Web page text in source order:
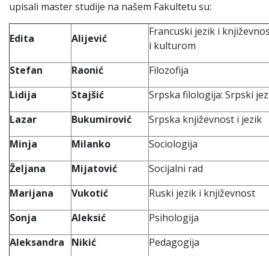
upisali master studije na našem Fakultetu su:
Edita Alijević
Francuski jezik i
i kulturom
Stefan
Raonić
Filozofija
Lidija
Stajšić
Srpska filologija: Srpski
Lazar
Bukumirović
Srpska književnost i jezik
Minja
Milanko
Sociologija
Željana
Mijatović
Socijalni rad
Marijana
Vukotić
Ruski jezik i književnost
Sonja
Aleksić
Psihologija
Aleksandra
Nikić Pedagogija